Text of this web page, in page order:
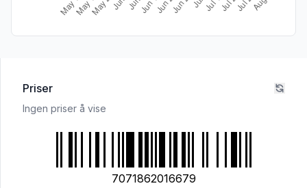
Priser
Ingen priser å vise
7071862016679